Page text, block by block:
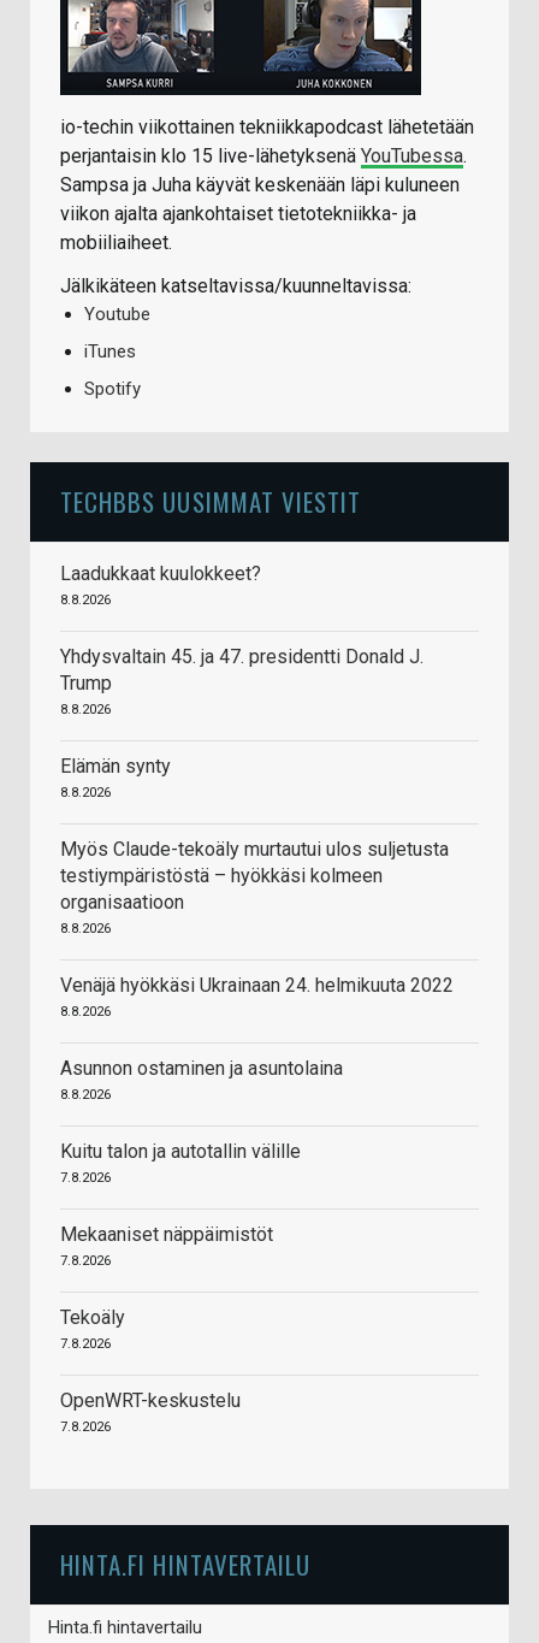
io-techin viikottainen tekniikkapodcast lähetetään
perjantaisin klo 15 live-lähetyksenä YouTubessa.
Sampsa ja Juha käyvät keskenään läpi kuluneen
viikon ajalta ajankohtaiset tietotekniikka- ja
mobiiliaiheet.
Jälkikäteen katseltavissa/kuunneltavissa:
Youtube
iTunes
Spotify
TECHBBS UUSIMMAT VIESTIT
Laadukkaat kuulokkeet?
8.8.2026
Yhdysvaltain 45. ja 47. presidentti Donald J.
Trump
8.8.2026
Elämän synty
8.8.2026
Myös Claude-tekoäly murtautui ulos suljetusta
testiympäristöstä – hyökkäsi kolmeen
organisaatioon
8.8.2026
Venäjä hyökkäsi Ukrainaan 24. helmikuuta 2022
8.8.2026
Asunnon ostaminen ja asuntolaina
8.8.2026
Kuitu talon ja autotallin välille
7.8.2026
Mekaaniset näppäimistöt
7.8.2026
Tekoäly
7.8.2026
OpenWRT-keskustelu
7.8.2026
HINTA.FI HINTAVERTAILU
Hinta.fi hintavertailu